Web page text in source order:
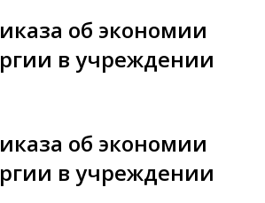
об экономии
в учреждении
об экономии
в учреждении